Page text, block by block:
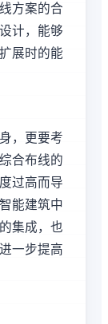
方案的合
计，能够
展时的能
，更要考
合布线的
过高而导
能建筑中
集成，也
一步提高